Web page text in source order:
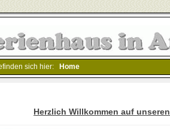
sich hier: Home
Herzlich Willkommen auf